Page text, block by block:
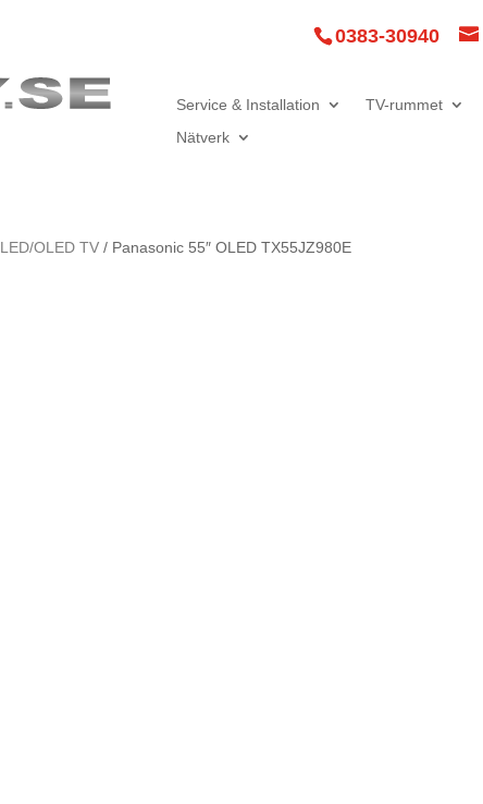
0383-30940
Service & Installation TV-rummet
Nätverk
LED/OLED TV/ Panasonic 55″ OLED TX55JZ980E